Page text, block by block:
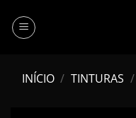
content
INÍCIO / TINTURAS /